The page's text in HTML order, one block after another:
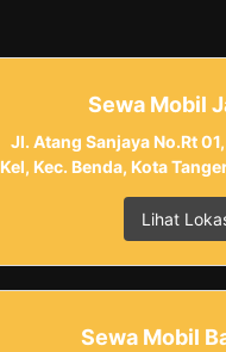
Sewa Mobil
Jl. Atang Sanjaya No.Rt
Kel, Kec. Benda, Kota
Lihat
Sewa Mobil